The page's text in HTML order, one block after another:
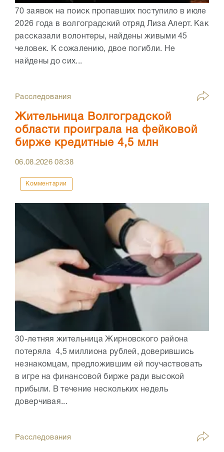
70 заявок на поиск пропавших поступило в июле
2026 года в волгоградский отряд Лиза Алерт. Как
рассказали волонтеры, найдены живыми 45
человек. К сожалению, двое погибли. Не
найдены до сих...
Расследования
Жительница Волгоградской
области проиграла на фейковой
бирже кредитные 4,5 млн
06.08.202608:38
Комментарии
30-летняя жительница Жирновского района
потеряла 4,5 миллиона рублей, доверившись
незнакомцам, предложившим ей поучаствовать
в игре на финансовой бирже ради высокой
прибыли. В течение нескольких недель
доверчивая...
Расследования